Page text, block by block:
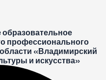
профессионального
«Владимирский
и искусства»